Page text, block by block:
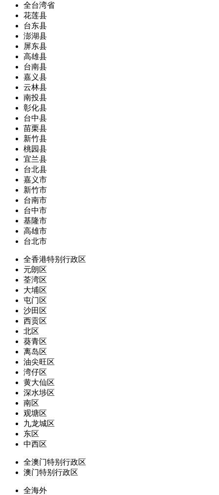
全台湾省
花莲县
台东县
澎湖县
屏东县
高雄县
台南县
嘉义县
云林县
南投县
彰化县
台中县
苗栗县
新竹县
桃园县
宜兰县
台北县
嘉义市
新竹市
台南市
台中市
基隆市
高雄市
台北市
全香港特别行政区
元朗区
荃湾区
大埔区
屯门区
沙田区
西贡区
北区
葵青区
离岛区
油尖旺区
湾仔区
黄大仙区
深水埗区
南区
观塘区
九龙城区
东区
中西区
全澳门特别行政区
澳门特别行政区
全海外